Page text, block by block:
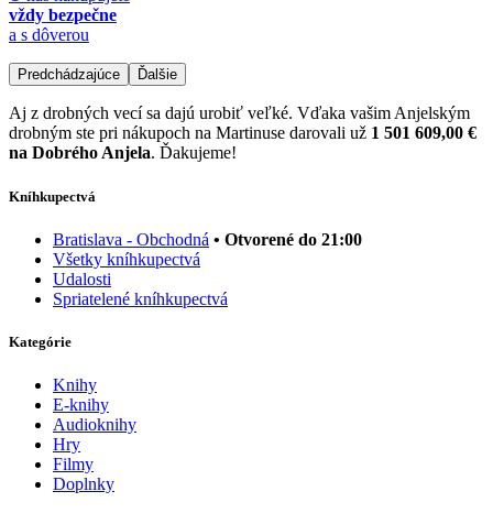
vždy bezpečne
a s dôverou
Predchádzajúce Ďalšie
Aj z drobných vecí sa dajú urobiť veľké. Vďaka vašim Anjelským
drobným ste pri nákupoch na Martinuse darovali už 1 501 609,00 €
na Dobrého Anjela. Ďakujeme!
Kníhkupectvá
Bratislava - Obchodná • Otvorené do 21:00
Všetky kníhkupectvá
Udalosti
Spriatelené kníhkupectvá
Kategórie
Knihy
E-knihy
Audioknihy
Hry
Filmy
Doplnky